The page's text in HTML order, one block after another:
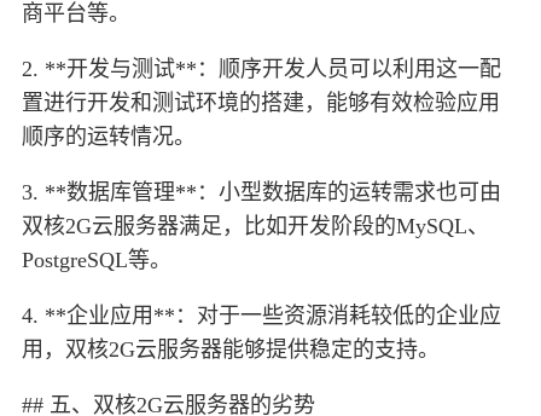
商平台等。
2. **开发与测试**：顺序开发人员可以利用这一配
置进行开发和测试环境的搭建，能够有效检验应用
顺序的运转情况。
3. **数据库管理**：小型数据库的运转需求也可由
双核2G云服务器满足，比如开发阶段的MySQL、
PostgreSQL等。
4. **企业应用**：对于一些资源消耗较低的企业应
用，双核2G云服务器能够提供稳定的支持。
## 五、双核2G云服务器的劣势